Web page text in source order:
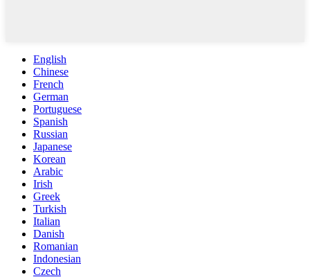
English
Chinese
French
German
Portuguese
Spanish
Russian
Japanese
Korean
Arabic
Irish
Greek
Turkish
Italian
Danish
Romanian
Indonesian
Czech